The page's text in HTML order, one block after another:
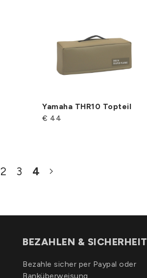
Yamaha THR10 Topteil
€ 44
2 3 4
BEZAHLEN & SICHERHEIT
Bezahle sicher per Paypal oder
Banküberweisung